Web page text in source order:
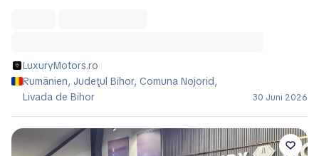
LuxuryMotors.ro
Rumänien, Judeţul Bihor, Comuna Nojorid,
Livada de Bihor
30 Juni 2026